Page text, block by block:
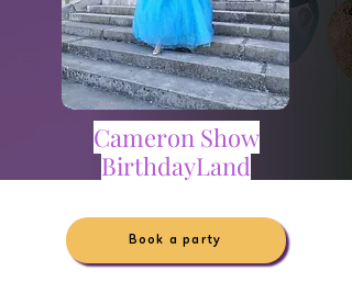
Cameron Show
BirthdayLand
Book a party